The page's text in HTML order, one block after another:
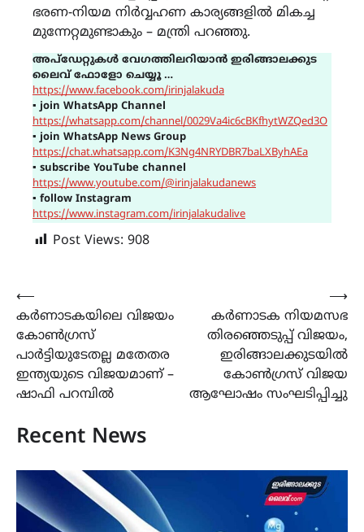
ഭരണ-നിയമ നിർവ്വഹണ കാര്യങ്ങളിൽ മികച്ച
മുന്നേറ്റമുണ്ടാകും – മന്ത്രി പറഞ്ഞു.
അപ്ഡേറ്റുകൾ വേഗത്തിലറിയാൻ ഇരിങ്ങാലക്കുട
ലൈവ് ഫോളോ ചെയ്യൂ …
https://www.facebook.com/irinjalakuda
▪ join WhatsApp Channel
https://whatsapp.com/channel/0029Va4ic6cBKfhytWZQed3O
▪ join WhatsApp News Group
https://chat.whatsapp.com/K3Ng4NRYDBR7baLXByhAEa
▪ subscribe YouTube channel
https://www.youtube.com/@irinjalakudanews
▪ follow Instagram
https://www.instagram.com/irinjalakudalive
Post Views: 908
Post
navigation
⟵
കർണാടകയിലെ വിജയം
കോൺഗ്രസ്‌
പാർട്ടിയുടേതല്ല മതേതര
ഇന്ത്യയുടെ വിജയമാണ് –
ഷാഫി പറമ്പിൽ
കർണാടക നിയമസഭ
തിരഞ്ഞെടുപ്പ് വിജയം,
ഇരിങ്ങാലക്കുടയിൽ
കോൺഗ്രസ് വിജയ
ആഘോഷം സംഘടിപ്പിച്ചു
⟶
Recent News